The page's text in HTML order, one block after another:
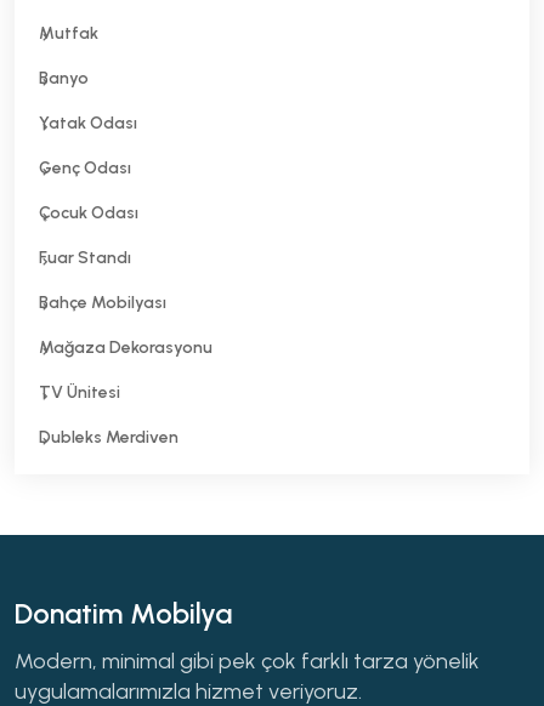
Mutfak
Banyo
Yatak Odası
Genç Odası
Çocuk Odası
Fuar Standı
Bahçe Mobilyası
Mağaza Dekorasyonu
TV Ünitesi
Dubleks Merdiven
Donatim Mobilya
Modern, minimal gibi pek çok farklı tarza yönelik
uygulamalarımızla hizmet veriyoruz.